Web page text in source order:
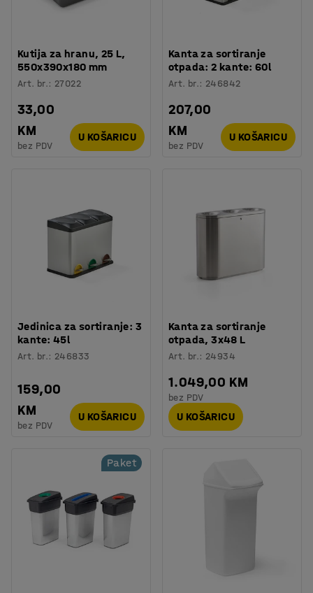
Kutija za hranu, 25 L,
550x390x180 mm
Art. br.: 27022
33,00
KM
bez PDV
U KOŠARICU
Kanta za sortiranje
otpada: 2 kante: 60l
Art. br.: 246842
207,00
KM
bez PDV
U KOŠARICU
Jedinica za sortiranje: 3
kante: 45l
Art. br.: 246833
159,00
KM
bez PDV
U KOŠARICU
Kanta za sortiranje
otpada, 3x48 L
Art. br.: 24934
1.049,00 KM
bez PDV
U KOŠARICU
Paket